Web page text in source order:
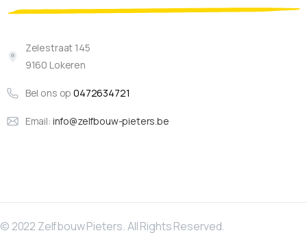
Zelestraat 145
9160 Lokeren
Bel ons op0472634721
Email: info@zelfbouw-pieters.be